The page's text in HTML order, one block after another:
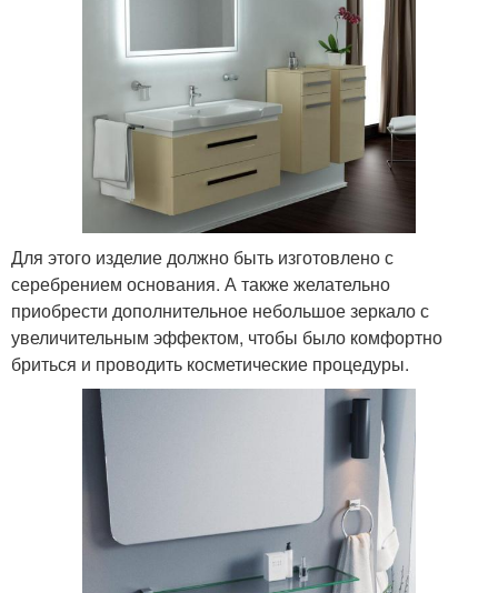
Для этого изделие должно быть изготовлено с
серебрением основания. А также желательно
приобрести дополнительное небольшое зеркало с
увеличительным эффектом, чтобы было комфортно
бриться и проводить косметические процедуры.